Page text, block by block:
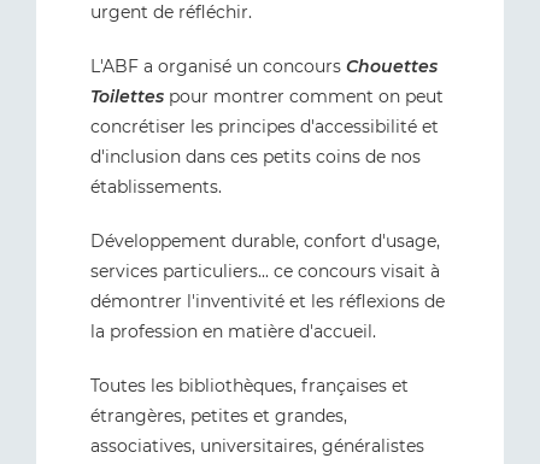
urgent de réfléchir.
L'ABF a organisé un concours Chouettes
Toilettes pour montrer comment on peut
concrétiser les principes d'accessibilité et
d'inclusion dans ces petits coins de nos
établissements.
Développement durable, confort d'usage,
services particuliers... ce concours visait à
démontrer l'inventivité et les réflexions de
la profession en matière d'accueil.
Toutes les bibliothèques, françaises et
étrangères, petites et grandes,
associatives, universitaires, généralistes